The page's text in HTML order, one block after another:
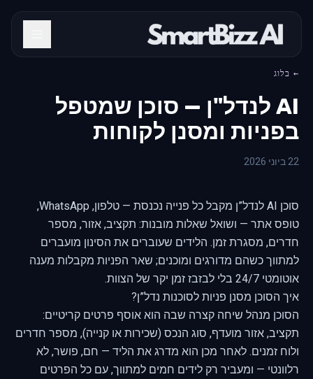
← בלוג
AI לנדל"ן — סוכן שמטפל
בפניות ומסנן לקוחות
22 ביוני 2026
סוכן AI לנדל”ן מקבל כל פנייה נכנסת — טלפון, WhatsApp,
טופס אתר — ושואל שאלות מובנות: תקציב, אזור, מספר
חדרים, מסגרת זמן. הלידים שעוברים את הסינון מועברים
למתווך כשהם מדורגים ומוכנים; שאר הפניות מקבלות מענה
אוטומטי 24/7 בלי לבזבז זמן יקר של הצוות.
איך הסוכן מסנן פניות לסוכנות נדל”ן?
הסוכן מנהל שיחה קצרה שבה הוא אוסף פרטים קריטיים:
תקציב, אזור מועדף, סוג הנכס (שכירות או קנייה), מספר חדרים
ולוח זמנים. לאחר מכן הוא מדרג את הליד — חם, פושר, לא
רלוונטי — ומעביר רק לידים חמים למתווך, עם כל הפרטים